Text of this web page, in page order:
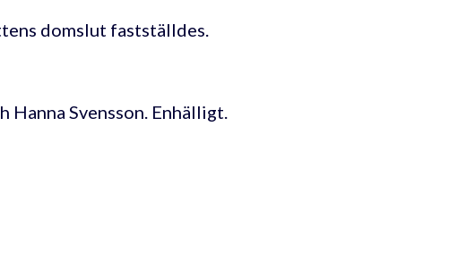
domslut fastställdes.
Svensson. Enhälligt.